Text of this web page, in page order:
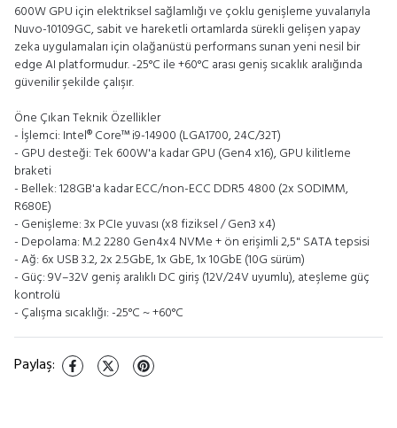
600W GPU için elektriksel sağlamlığı ve çoklu genişleme yuvalarıyla
Nuvo-10109GC, sabit ve hareketli ortamlarda sürekli gelişen yapay
zeka uygulamaları için olağanüstü performans sunan yeni nesil bir
edge AI platformudur. -25°C ile +60°C arası geniş sıcaklık aralığında
güvenilir şekilde çalışır.
Öne Çıkan Teknik Özellikler
- İşlemci: Intel® Core™ i9-14900 (LGA1700, 24C/32T)
- GPU desteği: Tek 600W'a kadar GPU (Gen4 x16), GPU kilitleme
braketi
- Bellek: 128GB'a kadar ECC/non-ECC DDR5 4800 (2x SODIMM,
R680E)
- Genişleme: 3x PCIe yuvası (x8 fiziksel / Gen3 x4)
- Depolama: M.2 2280 Gen4x4 NVMe + ön erişimli 2,5" SATA tepsisi
- Ağ: 6x USB 3.2, 2x 2.5GbE, 1x GbE, 1x 10GbE (10G sürüm)
- Güç: 9V–32V geniş aralıklı DC giriş (12V/24V uyumlu), ateşleme güç
kontrolü
- Çalışma sıcaklığı: -25°C ~ +60°C
Paylaş: